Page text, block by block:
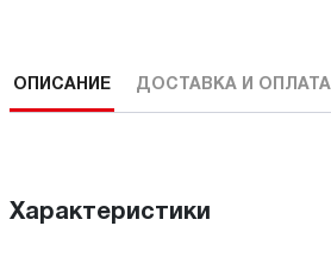
ОПИСАНИЕ ДОСТАВКА И ОПЛАТА
Характеристики